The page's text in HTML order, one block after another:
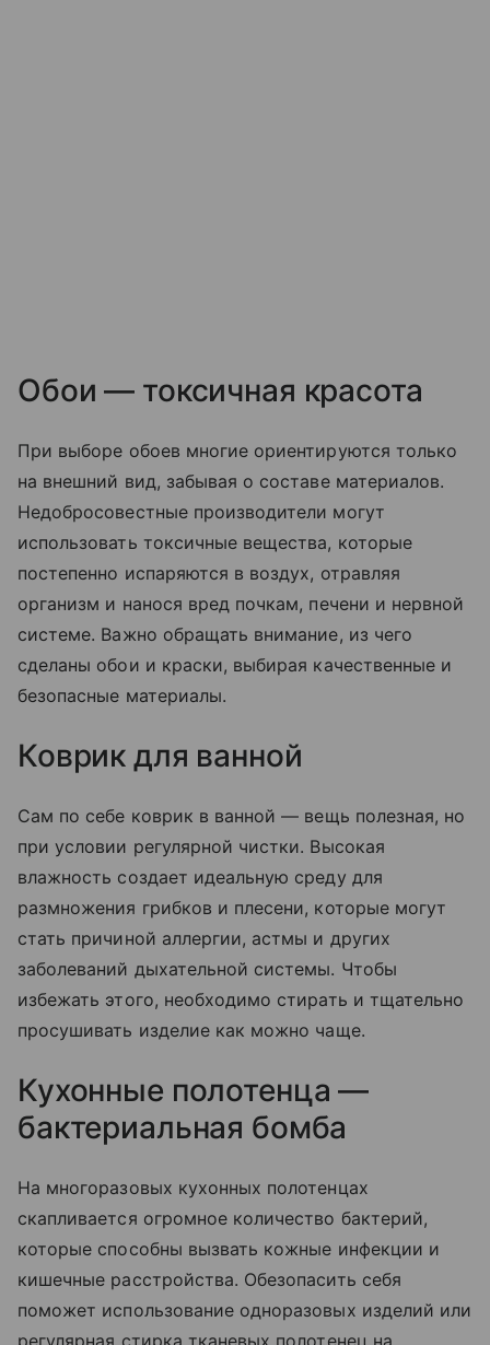
Обои — токсичная красота
При выборе обоев многие ориентируются только
на внешний вид, забывая о составе материалов.
Недобросовестные производители могут
использовать токсичные вещества, которые
постепенно испаряются в воздух, отравляя
организм и нанося вред почкам, печени и нервной
системе. Важно обращать внимание, из чего
сделаны обои и краски, выбирая качественные и
безопасные материалы.
Коврик для ванной
Сам по себе коврик в ванной — вещь полезная, но
при условии регулярной чистки. Высокая
влажность создает идеальную среду для
размножения грибков и плесени, которые могут
стать причиной аллергии, астмы и других
заболеваний дыхательной системы. Чтобы
избежать этого, необходимо стирать и тщательно
просушивать изделие как можно чаще.
Кухонные полотенца —
бактериальная бомба
На многоразовых кухонных полотенцах
скапливается огромное количество бактерий,
которые способны вызвать кожные инфекции и
кишечные расстройства. Обезопасить себя
поможет использование одноразовых изделий или